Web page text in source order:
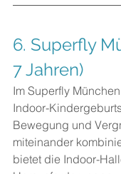
6. Superfly
7 Jahren)
Im Superfly
Indoor-
Bewegung und
miteinander
bietet die Indoor-